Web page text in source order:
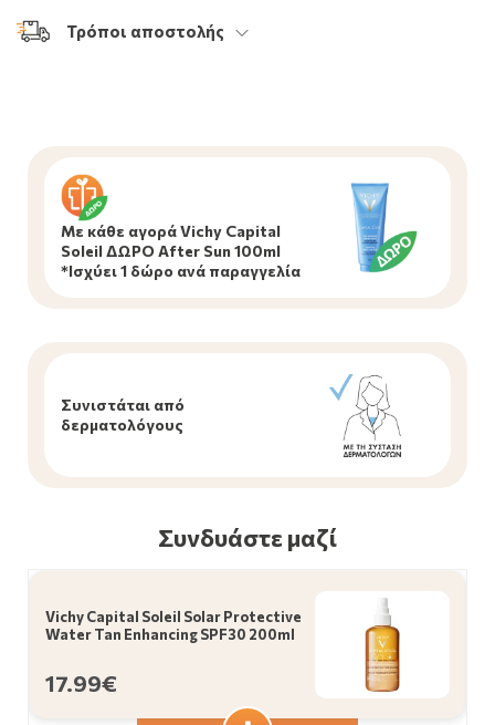
Τρόποι αποστολής
Με κάθε αγορά Vichy Capital
Soleil ΔΩΡΟ After Sun 100ml
*Ισχύει 1 δώρο ανά παραγγελία
Συνιστάται από
δερματολόγους
Συνδυάστε μαζί
Vichy Capital Soleil Solar Protective
Water Tan Enhancing SPF30 200ml
17.99€